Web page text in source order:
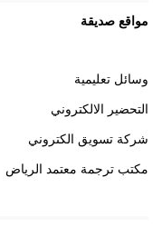
مواقع صديقة
وسائل تعليمية
التحضير الالكتروني
شركة تسويق الكتروني
مكتب ترجمة معتمد الرياض